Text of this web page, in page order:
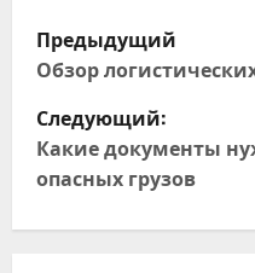
Н
а
в
и
г
Предыдущий
Обзор
Следующий:
Какие документы
опасных грузов